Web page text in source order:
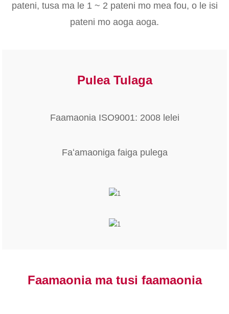
pateni, tusa ma le 1 ~ 2 pateni mo mea fou, o le isi
pateni mo aoga aoga.
Pulea Tulaga
Faamaonia ISO9001: 2008 lelei
Faʻamaoniga faiga pulega
Faamaonia ma tusi faamaonia